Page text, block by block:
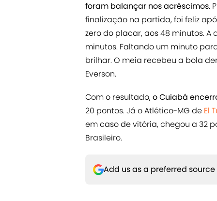
foram balançar nos acréscimos.
finalização na partida, foi feliz
zero do placar, aos 48 minutos.
minutos. Faltando um minuto
brilhar. O meia recebeu a bola
Everson.
Com o resultado,o Cuiabá
20 pontos. Já o Atlético-MG de El
em caso de vitória, chegou a 32
Brasileiro.
Add us as a preferred